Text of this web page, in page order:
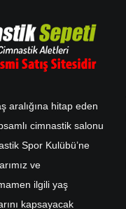
aralığına hitap eden
cimnastik salonu
Spor Kulübü’ne
ve
ilgili yaş
kapsayacak